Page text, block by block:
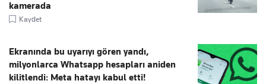
kamerada
Kaydet
Ekranında bu uyarıyı gören yandı,
milyonlarca Whatsapp hesapları aniden
kilitlendi: Meta hatayı kabul etti!